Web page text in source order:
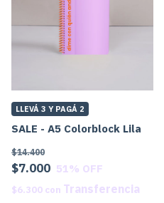
SALE - A5 Colorblock Lila
$7.000
$14.400
51% OFF
LLEVÁ 3 Y PAGÁ 2
$6.300 con